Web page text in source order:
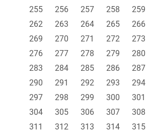
255
256 257 258 259
262
263 264 265 266
269
270 271 272 273
276
277 278 279 280
283
284 285 286 287
290
291 292 293 294
297
298 299 300 301
304
305 306 307 308
311
312 313 314 315